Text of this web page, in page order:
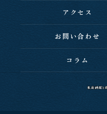
アクセス
お問い合わせ
コラム